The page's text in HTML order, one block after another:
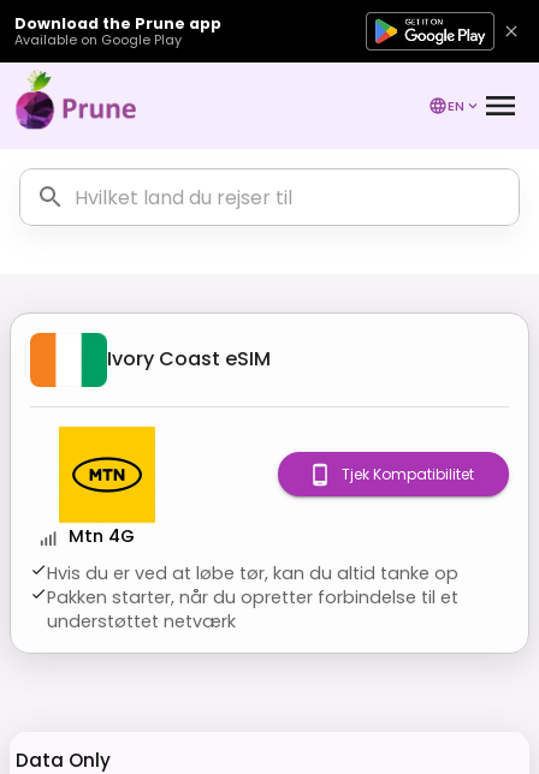
Download the Prune app
Available on Google Play
EN
Ivory Coast eSIM
Mtn 4G
Hvis du er ved at løbe tør, kan du altid tanke op
Pakken starter, når du opretter forbindelse til et
understøttet netværk
Tjek Kompatibilitet
Data Only